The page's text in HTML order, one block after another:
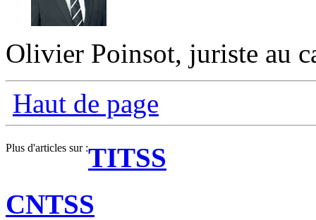
Olivier Poinsot, juriste au
Haut de page
Plus d'articles sur :TITSS
CNTSS